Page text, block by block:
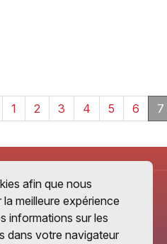
1 2 3 4 5 6 7
afin que nous
meilleure expérience
informations sur les
dans votre navigateur